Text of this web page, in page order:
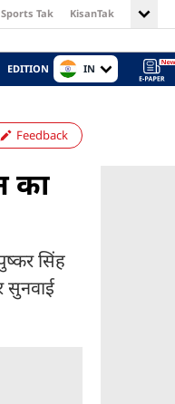
Sports Tak KisanTak
EDITION IN
Feedback
का
सिंह
सुनवाई